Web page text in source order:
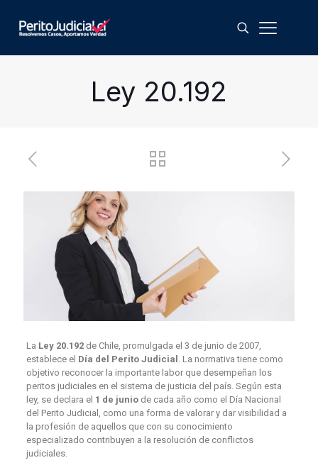
Ley 20.192
La Ley 20.192de Chile, promulgada el 3 de junio de 2007,
establece el Día del Perito Judicial . La normativa tiene como
objetivo reconocer la importante labor que desempeñan los
peritos judiciales en el sistema de justicia del país. Según esta
ley, se declara el 1 de juniode cada año como el Día Nacional
del Perito Judicial, como una forma de valorar y dar visibilidad a
la profesión de aquellos que con su conocimiento
especializado contribuyen a la resolución de conflictos
judiciales.